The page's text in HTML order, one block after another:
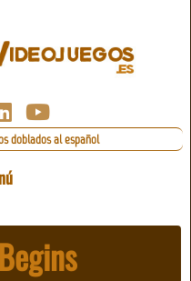
doblados al español